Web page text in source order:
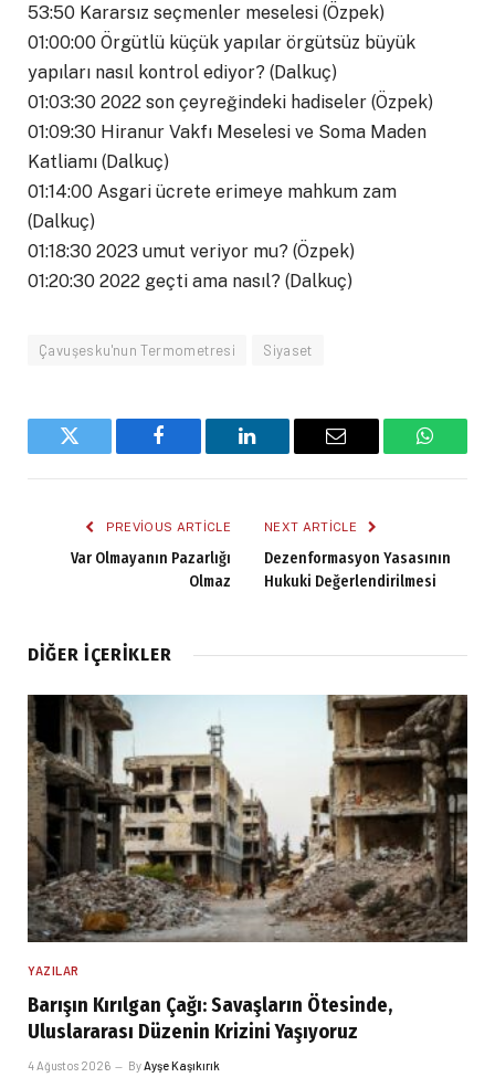
53:50 Kararsız seçmenler meselesi (Özpek)
01:00:00 Örgütlü küçük yapılar örgütsüz büyük
yapıları nasıl kontrol ediyor? (Dalkuç)
01:03:30 2022 son çeyreğindeki hadiseler (Özpek)
01:09:30 Hiranur Vakfı Meselesi ve Soma Maden
Katliamı (Dalkuç)
01:14:00 Asgari ücrete erimeye mahkum zam
(Dalkuç)
01:18:30 2023 umut veriyor mu? (Özpek)
01:20:30 2022 geçti ama nasıl? (Dalkuç)
Çavuşesku'nun Termometresi Siyaset
Twitter Facebook LinkedIn Email
PREVIOUS ARTICLE
Var Olmayanın Pazarlığı
Olmaz
NEXT ARTICLE
Dezenformasyon Yasasının
Hukuki Değerlendirilmesi
DIĞER İÇERIKLER
YAZILAR
Barışın Kırılgan Çağı: Savaşların Ötesinde,
Uluslararası Düzenin Krizini Yaşıyoruz
4 Ağustos 2026 ByAyşe Kaşıkırık